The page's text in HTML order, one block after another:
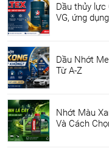
Dầu thủy lực
VG, ứng
Dầu Nhớt
Từ A-Z
Nhớt Màu
Và Cách